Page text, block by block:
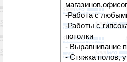
-Работа с
-Работы с
потолки
- Выравнивание
- Стяжка полов,